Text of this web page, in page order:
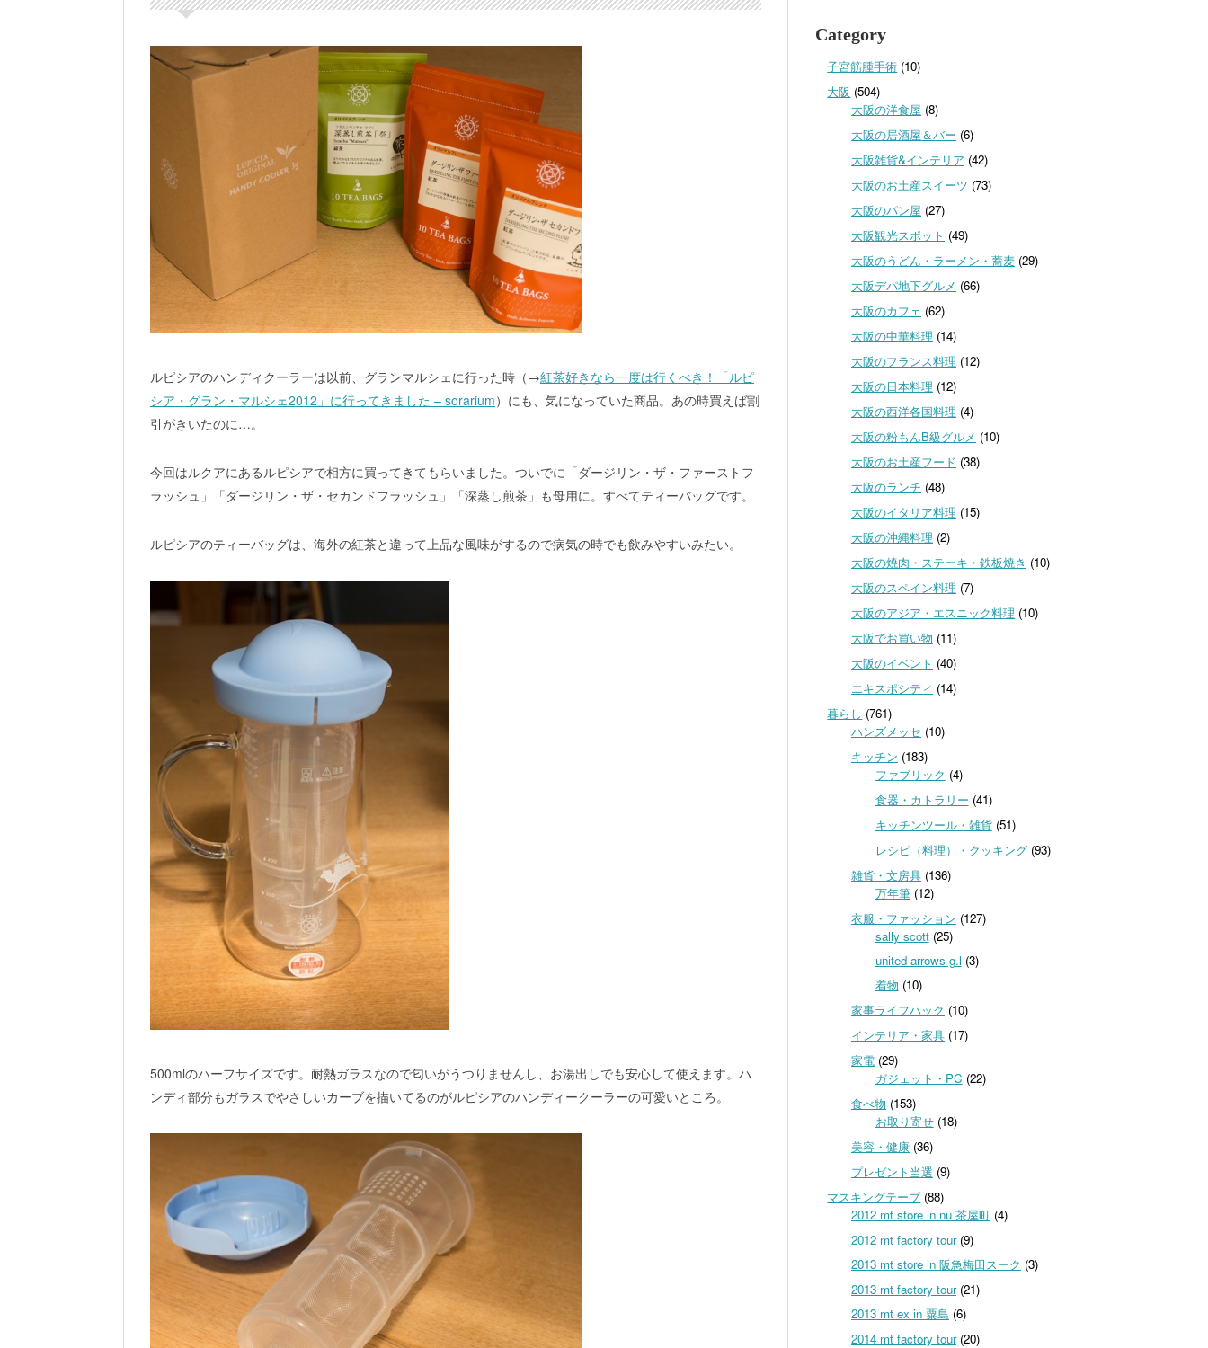
ルピシアのハンディクーラーは以前、グランマルシェに行った時（→紅茶好きなら一度は行くべき！「ルピ
シア・グラン・マルシェ2012」に行ってきました – sorarium）にも、気になっていた商品。あの時買えば割
引がきいたのに…。
今回はルクアにあるルピシアで相方に買ってきてもらいました。ついでに「ダージリン・ザ・ファーストフ
ラッシュ」「ダージリン・ザ・セカンドフラッシュ」「深蒸し煎茶」も母用に。すべてティーバッグです。
ルピシアのティーバッグは、海外の紅茶と違って上品な風味がするので病気の時でも飲みやすいみたい。
500mlのハーフサイズです。耐熱ガラスなので匂いがうつりませんし、お湯出しでも安心して使えます。ハ
ンディ部分もガラスでやさしいカーブを描いてるのがルピシアのハンディークーラーの可愛いところ。
Category
子宮筋腫手術 (10)
大阪 (504)
大阪の洋食屋 (8)
大阪の居酒屋＆バー (6)
大阪雑貨&インテリア (42)
大阪のお土産スイーツ (73)
大阪のパン屋 (27)
大阪観光スポット (49)
大阪のうどん・ラーメン・蕎麦(29)
大阪デパ地下グルメ (66)
大阪のカフェ (62)
大阪の中華料理 (14)
大阪のフランス料理 (12)
大阪の日本料理 (12)
大阪の西洋各国料理 (4)
大阪の粉もんB級グルメ (10)
大阪のお土産フード (38)
大阪のランチ (48)
大阪のイタリア料理 (15)
大阪の沖縄料理 (2)
大阪の焼肉・ステーキ・鉄板焼き (10)
大阪のスペイン料理 (7)
大阪のアジア・エスニック料理 (10)
大阪でお買い物 (11)
大阪のイベント (40)
エキスポシティ (14)
暮らし (761)
ハンズメッセ (10)
キッチン (183)
ファブリック (4)
食器・カトラリー (41)
キッチンツール・雑貨(51)
レシピ（料理）・クッキング(93)
雑貨・文房具(136)
万年筆(12)
衣服・ファッション (127)
sally scott(25)
united arrows g.l (3)
着物 (10)
家事ライフハック (10)
インテリア・家具(17)
家電(29)
ガジェット・PC (22)
食べ物 (153)
お取り寄せ(18)
美容・健康(36)
プレゼント当選 (9)
マスキングテープ(88)
2012 mt store in nu 茶屋町(4)
2012 mt factory tour(9)
2013 mt store in 阪急梅田スーク (3)
2013 mt factory tour(21)
2013 mt ex in 粟島 (6)
2014 mt factory tour(20)